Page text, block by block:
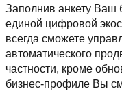
Заполнив анкету Ваш
единой цифровой
всегда сможете
автоматического
частности, кроме
бизнес-профиле Вы